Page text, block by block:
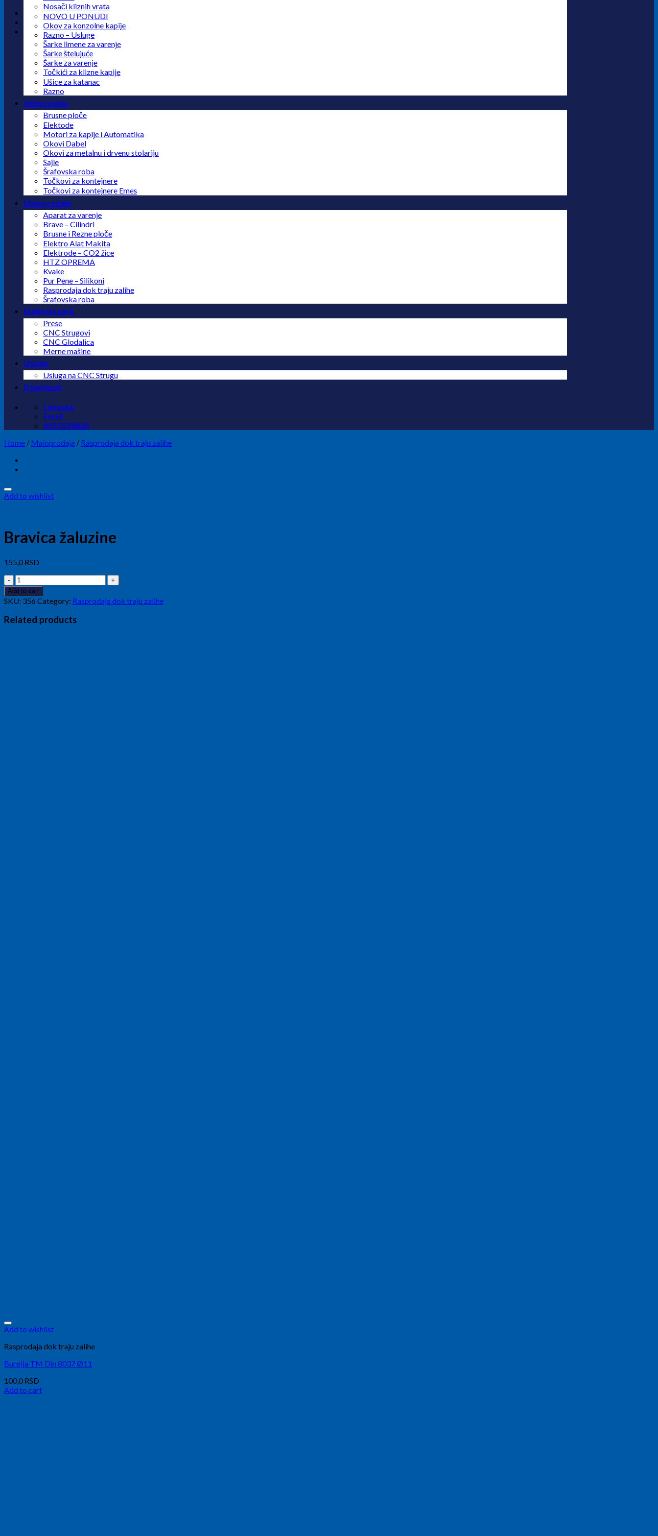
Nosači kliznih vrata
NOVO U PONUDI
Okov za konzolne kapije
Razno – Usluge
Šarke limene za varenje
Šarke štelujuće
Šarke za varenje
Točkići za klizne kapije
Ušice za katanac
Razno
Veleprodaja
Brusne ploče
Elektode
Motori za kapije i Automatika
Okovi Dabel
Okovi za metalnu i drvenu stolariju
Sajle
Šrafovska roba
Točkovi za kontejnere
Točkovi za kontejnere Emes
Maloprodaja
Aparat za varenje
Brave – Cilindri
Brusne i Rezne ploče
Elektro Alat Makita
Elektrode – CO2 žice
HTZ OPREMA
Kvake
Pur Pene – Silikoni
Rasprodaja dok traju zalihe
Šrafovska roba
Mašinski park
Prese
CNC Strugovi
CNC Glodalica
Merne mašine
Usluge
Usluga na CNC Strugu
Download
Lokacija
Email
032 5578020
Home / Maloprodaja / Rasprodaja dok traju zalihe
Add to wishlist
Bravica žaluzine
155,0 RSD
Bravica
žaluzine
quantity
Add to cart
SKU: 356 Category: Rasprodaja dok traju zalihe
Related products
Add to wishlist
Rasprodaja dok traju zalihe
Burgija TM Din 8037 Ø11
100,0 RSD
Add to cart